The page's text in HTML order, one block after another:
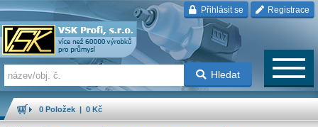
Přihlásit se Registrace
Hledat
0 Položek | 0 Kč